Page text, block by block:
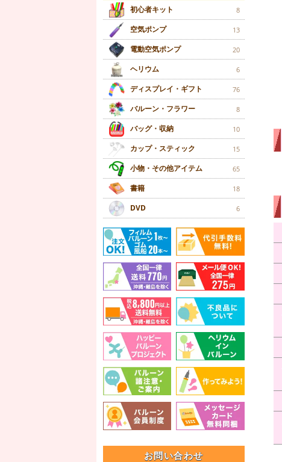
初心者キット 8
空気ポンプ 13
電動空気ポンプ 20
ヘリウム 6
ディスプレイ・ギフト 76
バルーン・フラワー 8
バッグ・収納 10
カップ・スティック 15
小物・その他アイテム 65
書籍 18
DVD 6
お問い合わせ